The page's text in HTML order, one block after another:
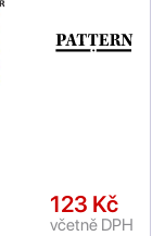
123 Kč
včetně DPH